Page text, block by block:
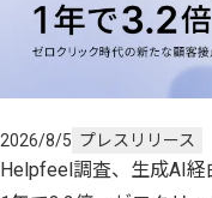
2026/8/5 プレスリリース
Helpfeel調査、生成AI